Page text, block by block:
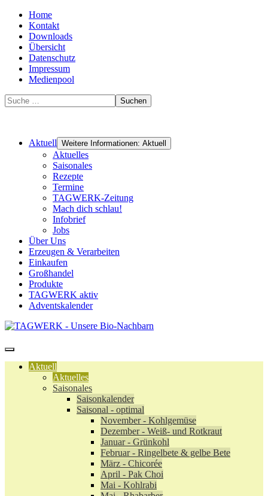
Home
Kontakt
Downloads
Übersicht
Datenschutz
Impressum
Medienpool
Suchen
Aktuell Weitere Informationen: Aktuell
Aktuelles
Saisonales
Rezepte
Termine
TAGWERK-Zeitung
Mach dich schlau!
Infobrief
Jobs
Über Uns
Erzeugen & Verarbeiten
Einkaufen
Großhandel
Produkte
TAGWERK aktiv
Adventskalender
Aktuell
Aktuelles
Saisonales
Saisonkalender
Saisonal - optimal
November - Kohlgemüse
Dezember - Weiß- und Rotkraut
Januar - Grünkohl
Februar - Ringelbete & gelbe Bete
März - Chicorée
April - Pak Choi
Mai - Kohlrabi